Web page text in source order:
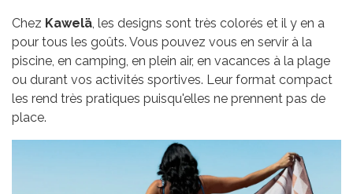
Chez Kawelä , les designs sont très colorés et il y en a
pour tous les goûts. Vous pouvez vous en servir à la
piscine, en camping, en plein air, en vacances à la plage
ou durant vos activités sportives. Leur format compact
les rend très pratiques puisqu'elles ne prennent pas de
place.